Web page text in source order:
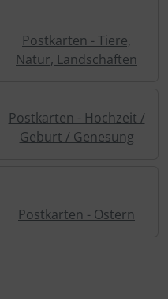
Postkarten - Tiere,
Natur, Landschaften
Postkarten - Hochzeit /
Geburt / Genesung
Postkarten - Ostern